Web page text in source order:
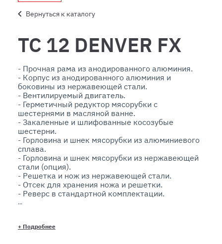
Вернуться к каталогу
TC 12 DENVER FX
- Прочная рама из анодированного алюминия.
- Корпус из анодированного алюминия и
боковины из нержавеющей стали.
- Вентилируемый двигатель.
- Герметичный редуктор мясорубки с
шестернями в масляной ванне.
- Закаленные и шлифованные косозубые
шестерни.
- Горловина и шнек мясорубки из алюминиевого
сплава.
- Горловина и шнек мясорубки из нержавеющей
стали (опция).
- Решетка и нож из нержавеющей стали.
- Отсек для хранения ножа и решетки.
- Реверс в стандартной комплектации.
- Панель управления со степенью защиты IP54 и
Опции:
+ Подробнее